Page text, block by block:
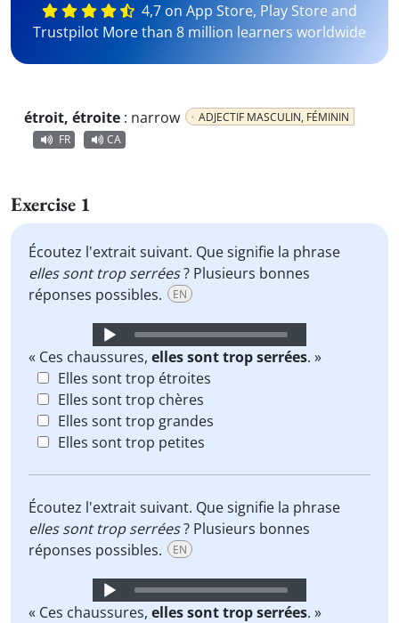
4,7 on App Store, Play Store and
Trustpilot More than 8 million learners worldwide
étroit, étroite : narrow
ADJECTIF MASCULIN, FÉMININ
FR
CA
Exercise 1
Écoutez l'extrait suivant. Que signifie la phrase
elles sont trop serrées? Plusieurs bonnes
réponses possibles.
EN
Audio
Player
« Ces chaussures, elles sont trop serrées. »
Elles sont trop étroites
Elles sont trop chères
Elles sont trop grandes
Elles sont trop petites
Écoutez l'extrait suivant. Que signifie la phrase
elles sont trop serrées? Plusieurs bonnes
réponses possibles.
EN
Audio
Player
« Ces chaussures, elles sont trop serrées. »